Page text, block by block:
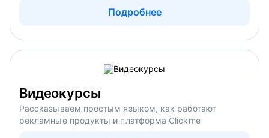
Подробнее
Видеокурсы
Рассказываем простым языком, как работают
рекламные продукты и платформа Clickme